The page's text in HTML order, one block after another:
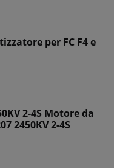
per FC F4 e
2-4S Motore da
2450KV 2-4S